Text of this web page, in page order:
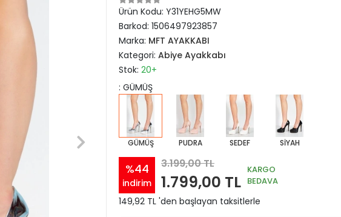
Ürün Kodu: Y31YEHG5MW
Barkod: 1506497923857
Marka: MFT AYAKKABI
Kategori: Abiye Ayakkabı
Stok: 20+
: GÜMÜŞ
GÜMÜŞ PUDRA SEDEF SİYAH
%44
indirim
3.199,00 TL
1.799,00 TL
KARGO
BEDAVA
149,92 TL 'den başlayan taksitlerle